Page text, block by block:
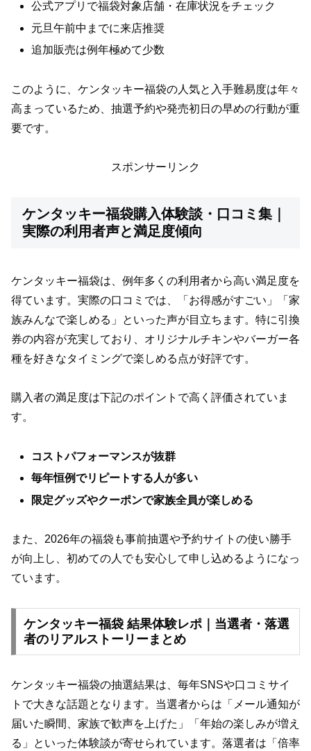
公式アプリで福袋対象店舗・在庫状況をチェック
元旦午前中までに来店推奨
追加販売は例年極めて少数
このように、ケンタッキー福袋の人気と入手難易度は年々
高まっているため、抽選予約や発売初日の早めの行動が重
要です。
スポンサーリンク
ケンタッキー福袋購入体験談・口コミ集｜
実際の利用者声と満足度傾向
ケンタッキー福袋は、例年多くの利用者から高い満足度を
得ています。実際の口コミでは、「お得感がすごい」「家
族みんなで楽しめる」といった声が目立ちます。特に引換
券の内容が充実しており、オリジナルチキンやバーガー各
種を好きなタイミングで楽しめる点が好評です。
購入者の満足度は下記のポイントで高く評価されていま
す。
コストパフォーマンスが抜群
毎年恒例でリピートする人が多い
限定グッズやクーポンで家族全員が楽しめる
また、2026年の福袋も事前抽選や予約サイトの使い勝手
が向上し、初めての人でも安心して申し込めるようになっ
ています。
ケンタッキー福袋 結果体験レポ｜当選者・落選
者のリアルストーリーまとめ
ケンタッキー福袋の抽選結果は、毎年SNSや口コミサイ
トで大きな話題となります。当選者からは「メール通知が
届いた瞬間、家族で歓声を上げた」「年始の楽しみが増え
る」といった体験談が寄せられています。落選者は「倍率